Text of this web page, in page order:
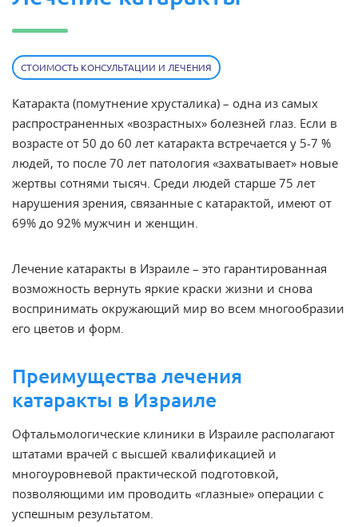
СТОИМОСТЬ КОНСУЛЬТАЦИИ И ЛЕЧЕНИЯ
Катаракта (помутнение хрусталика) – одна из самых
распространенных «возрастных» болезней глаз. Если в
возрасте от 50 до 60 лет катаракта встречается у 5-7 %
людей, то после 70 лет патология «захватывает» новые
жертвы сотнями тысяч. Среди людей старше 75 лет
нарушения зрения, связанные с катарактой, имеют от
69% до 92% мужчин и женщин.
Лечение катаракты в Израиле – это гарантированная
возможность вернуть яркие краски жизни и снова
воспринимать окружающий мир во всем многообразии
его цветов и форм.
Преимущества лечения
катаракты в Израиле
Офтальмологические клиники в Израиле располагают
штатами врачей с высшей квалификацией и
многоуровневой практической подготовкой,
позволяющими им проводить «глазные» операции с
успешным результатом.